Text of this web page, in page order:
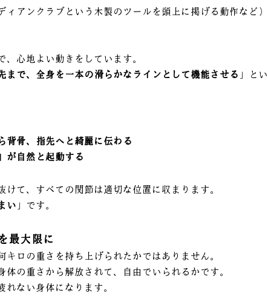
アンクラブという木製のツールを頭上に掲げる動作など
心地よい動きをしています。
まで、全身を一本の滑らかなラインとして機能させる 」と
背骨、指先へと綺麗に伝わる
が自然と起動する
て、すべての関節は適切な位置に収まります。
い 」です。
最大限に
ロの重さを持ち上げられたかではありません。
の重さから解放されて、自由でいられるかです。
ない身体になります。